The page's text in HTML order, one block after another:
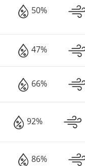
50%
47%
66%
92%
86%